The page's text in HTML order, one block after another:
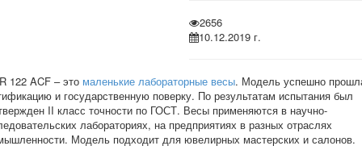
2656
10.12.2019 г.
122 ACF – это маленькие лабораторные весы. Модель успешно
и государственную поверку. По результатам испытания был
II класс точности по ГОСТ. Весы применяются в научно-
лабораториях, на предприятиях в разных отраслях
Модель подходит для ювелирных мастерских и салонов.